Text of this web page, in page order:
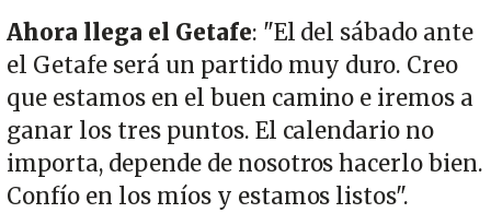
Ahora llega el Getafe: "El del sábado ante
el Getafe será un partido muy duro. Creo
que estamos en el buen camino e iremos a
ganar los tres puntos. El calendario no
importa, depende de nosotros hacerlo bien.
Confío en los míos y estamos listos".